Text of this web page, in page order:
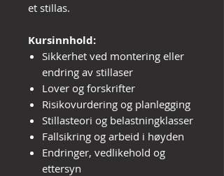
et stillas.
Kursinnhold:
Sikkerhet ved montering eller
endring av stillaser
Lover og forskrifter
Risikovurdering og planlegging
Stillasteori og belastningklasser
Fallsikring og arbeid i høyden
Endringer, vedlikehold og
ettersyn